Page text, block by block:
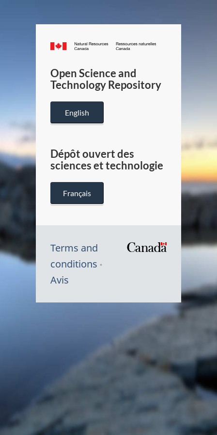
Canada.ca
/
Canada
Open Science and
Technology Repository
English
Dépôt ouvert des
sciences et technologie
Français
Terms and
conditions
Avis
du